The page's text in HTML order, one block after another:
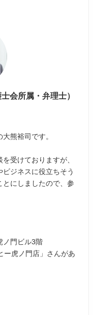
会所属・弁理士）
熊裕司です。
受けておりますが、
ジネスに役立ちそう
とにしましたので、参
門ビル3階
ー虎ノ門店」さんがあ